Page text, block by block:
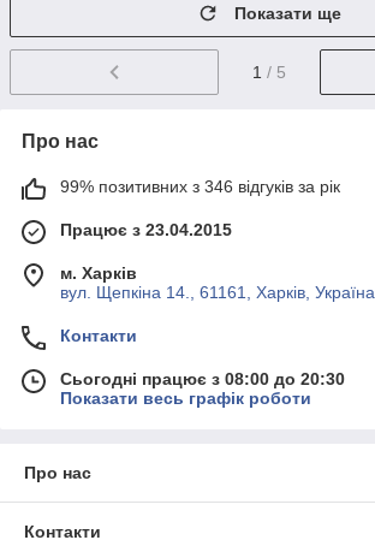
Показати ще
1 / 5
Про нас
99% позитивних з 346 відгуків за рік
Працює з 23.04.2015
м. Харків
вул. Щепкіна 14., 61161, Харків, Україна
Контакти
Сьогодні працює з 08:00 до 20:30
Показати весь графік роботи
Про нас
Контакти